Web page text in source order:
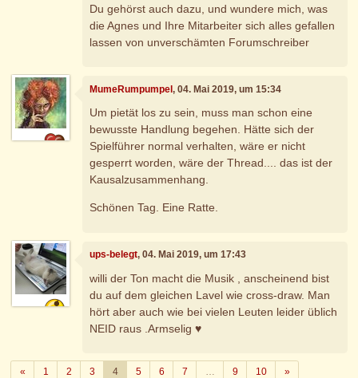
Du gehörst auch dazu, und wundere mich, was
die Agnes und Ihre Mitarbeiter sich alles gefallen
lassen von unverschämten Forumschreiber
MumeRumpumpel, 04. Mai 2019, um 15:34
Um pietät los zu sein, muss man schon eine
bewusste Handlung begehen. Hätte sich der
Spielführer normal verhalten, wäre er nicht
gesperrt worden, wäre der Thread.... das ist der
Kausalzusammenhang.
Schönen Tag. Eine Ratte.
ups-belegt, 04. Mai 2019, um 17:43
willi der Ton macht die Musik , anscheinend bist
du auf dem gleichen Lavel wie cross-draw. Man
hört aber auch wie bei vielen Leuten leider üblich
NEID raus .Armselig ♥
«Zurück
1 2 3 4 5 6 7 9 10 »Weiter